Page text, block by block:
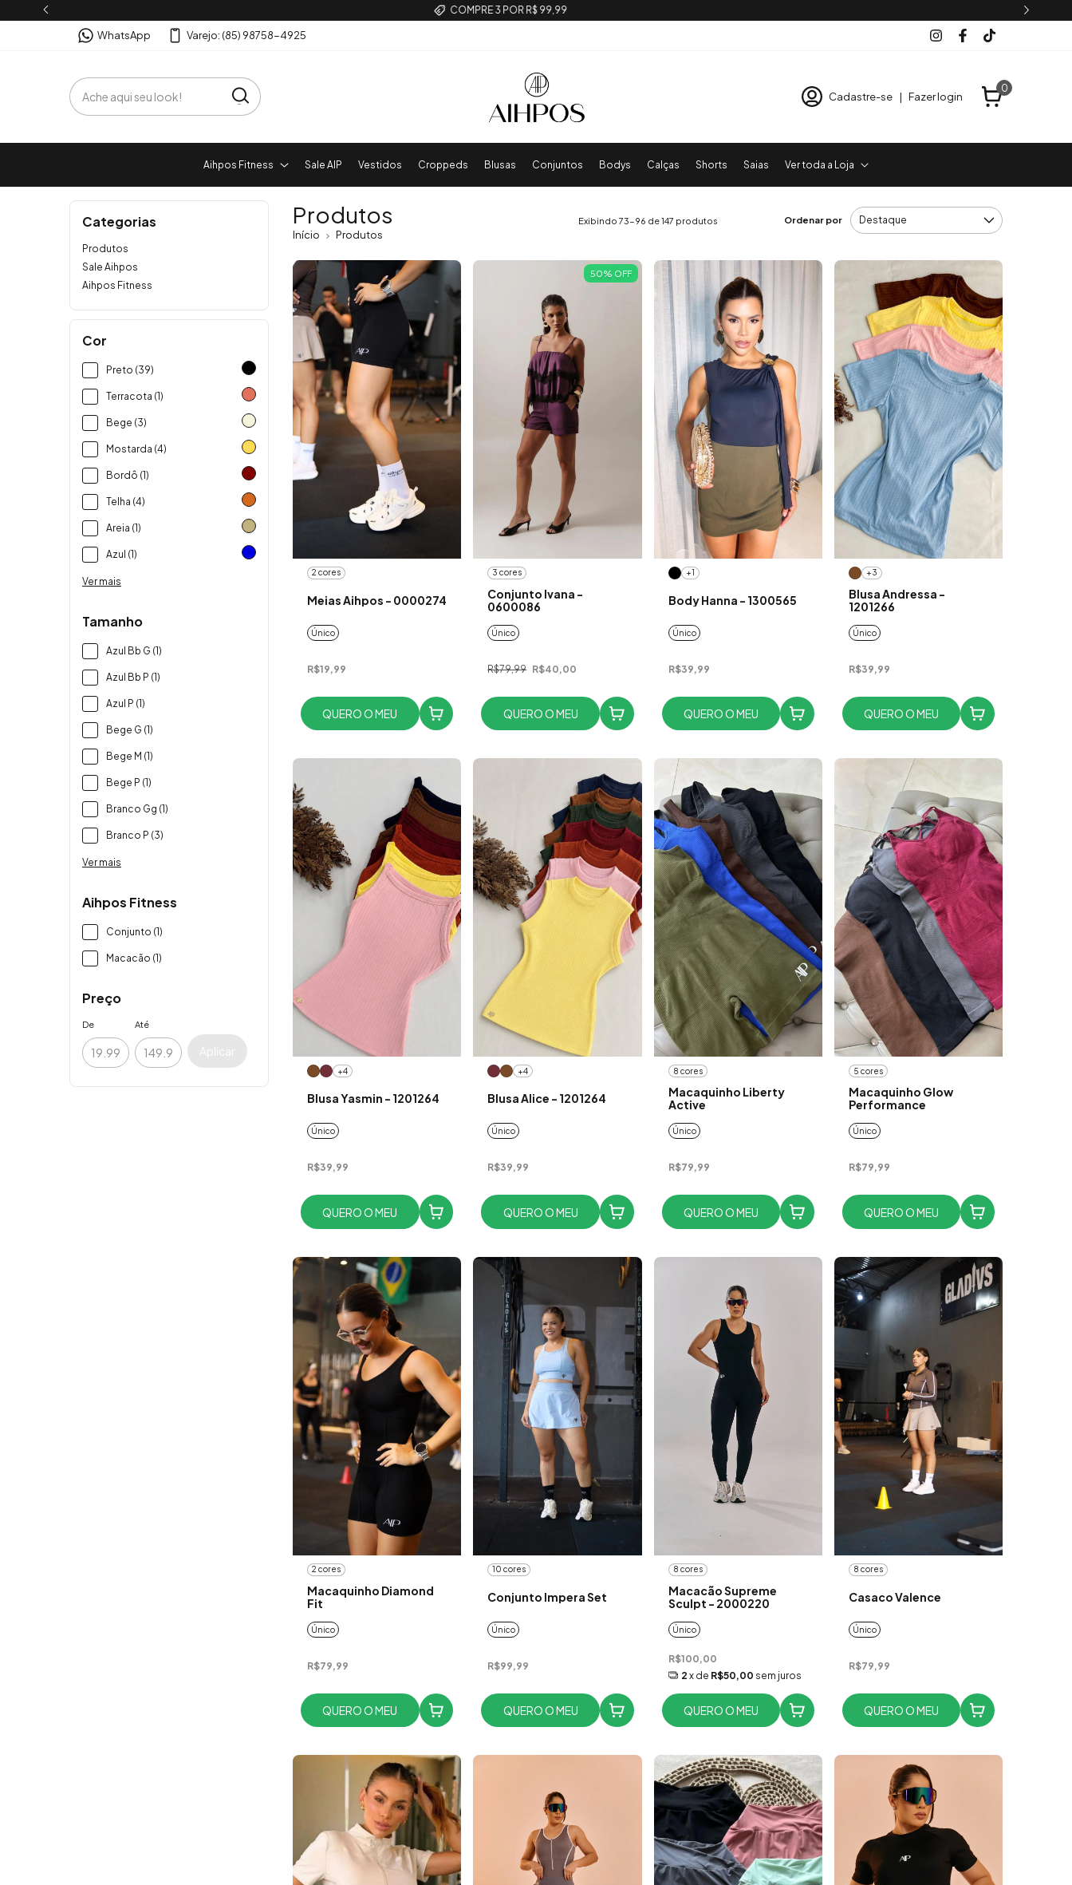
AIHPOS FITNESS [LANÇAMENTO]
WhatsApp Varejo: (85) 98758-4925
Cadastre-se | Fazer login
0
Aihpos Fitness Sale AIP Vestidos Croppeds Blusas Conjuntos Bodys Calças Shorts Saias Ver toda a Loja
Categorias
Produtos
Sale Aihpos
Aihpos Fitness
Cor
Preto (39)
Terracota (1)
Bege (3)
Mostarda (4)
Bordô (1)
Telha (4)
Areia (1)
Azul (1)
Ver mais
Tamanho
Azul Bb G (1)
Azul Bb P (1)
Azul P (1)
Bege G (1)
Bege M (1)
Bege P (1)
Branco Gg (1)
Branco P (3)
Ver mais
Aihpos Fitness
Conjunto (1)
Macacão (1)
Preço
De Até
Aplicar
Produtos
Início Produtos
Exibindo 73-96 de 147 produtos Ordenar por
2 cores
Meias Aihpos - 0000274
Único
R$19,99
QUERO O MEU
50% OFF
3 cores
Conjunto Ivana -
0600086
Único
R$79,99 R$40,00
QUERO O MEU
+1
Body Hanna - 1300565
Único
R$39,99
QUERO O MEU
+3
Blusa Andressa -
1201266
Único
R$39,99
QUERO O MEU
+4
Blusa Yasmin - 1201264
Único
R$39,99
QUERO O MEU
+4
Blusa Alice - 1201264
Único
R$39,99
QUERO O MEU
8 cores
Macaquinho Liberty
Active
Único
R$79,99
QUERO O MEU
5 cores
Macaquinho Glow
Performance
Único
R$79,99
QUERO O MEU
2 cores
Macaquinho Diamond
Fit
Único
R$79,99
QUERO O MEU
10 cores
Conjunto Impera Set
Único
R$99,99
QUERO O MEU
8 cores
Macacão Supreme
Sculpt - 2000220
Único
R$100,00
2 x de R$50,00 sem juros
QUERO O MEU
8 cores
Casaco Valence
Único
R$79,99
QUERO O MEU